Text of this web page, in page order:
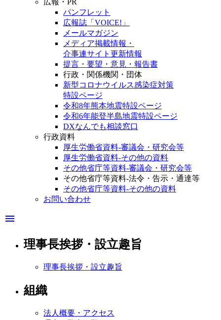
広報・PR
パンフレット
広報誌「VOICE!」
メールマガジン
メディア掲載情報・
介事連サイト更新情報
提言・要望・意見・報告書
行政・関係機関・団体
新型コロナウイルス感染症対策
特設ページ
令和8年熊本地震特設ページ
令和6年能登半島地震特設ページ
DXなんでも相談窓口
行政資料
厚生労働省資料-審議会・研究会等
厚生労働省資料-その他の資料
その他省庁等資料-審議会・研究会等
その他省庁等資料-法令・告示・通達等
その他省庁等資料-その他の資料
お問い合わせ
menu
理事長挨拶・設立趣旨
理事長挨拶・設立趣旨
組織
法人概要・アクセス